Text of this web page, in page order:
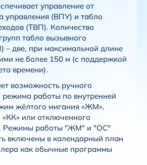
управление от
управления (ВПУ) и табло
(ТВП). Количество
табло вызывного
– две, при максимальной длине
не более 150 м (с поддержкой
времени).
возможность ручного
режима работы по внутренней
жёлтого мигания «ЖМ»,
или отключенного
Режимы работы "ЖМ" и "ОС"
включены в календарный план
как обычные программы